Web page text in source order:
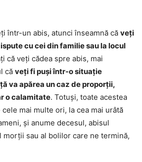
într-un abis, atunci înseamnă că veți
cu cei din familie sau la locul
că veți cădea spre abis, mai
că veți fi puși într-o situație
va apărea un caz de proporții,
o calamitate. Totuși, toate acestea
mai multe ori, la cea mai urâtă
și anume decesul, abisul
morții sau al bolilor care ne termină,